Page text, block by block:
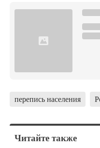
перепись населения
Читайте также